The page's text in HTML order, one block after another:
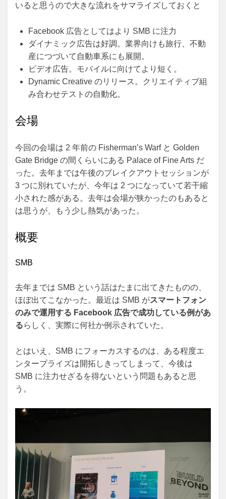
いると思うので大きな流れをサマライズしておくと
Facebook 広告としてはより SMB に注力
ダイナミック広告は好調。業界向けも旅行、不動
産につづいて自動車系にも展開。
ビデオ広告。モバイルに向けてより短く。
Dynamic Creative のリリース。クリエイティブ組
み合わせテストの自動化。
会場
今回の会場は 2 年前の Fisherman’s Warf と Golden
Gate Bridge の間くらいにある Palace of Fine Arts だ
った。去年までは午後のブレイクアウトセッションが
3 つに別れていたが、今年は 2 つになっていて若干縮
小された感がある。去年は会場が狭かったのもあると
は思うが、もう少し熱気があった。
概要
SMB
去年までは SMB という話はたまに出てきたものの、
ほぼ出てこなかった。最近は SMB がスマートフォン
のみで運用する Facebook 広告で成功している例があ
るらしく、実際に何社か例示されていた。
とはいえ、SMB にフォーカスするのは、ある程度エ
ンタープライズは開拓しきってしまって、今後は
SMB に注力せざるを得ないという問題もあると思
う。